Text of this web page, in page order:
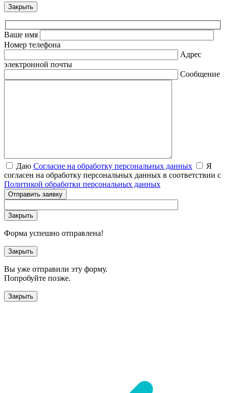
Закрыть
Ваше имя
Номер телефона
Адрес
электронной почты
Сообщение
Даю Согласие на обработку персональных данных
Я
согласен на обработку персональных данных в соответствии с
Политикой обработки персональных данных
Отправить заявку
Закрыть
Форма успешно отправлена!
Закрыть
Вы уже отправили эту форму.
Попробуйте позже.
Закрыть